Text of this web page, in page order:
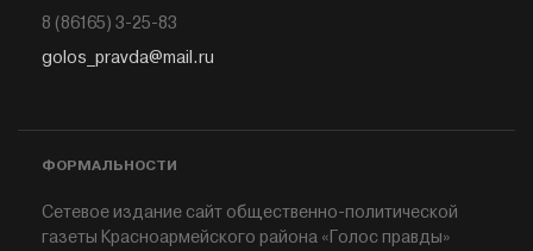
8 (86165) 3-25-83
golos_pravda@mail.ru
ФОРМАЛЬНОСТИ
Сетевое издание сайт общественно-политической
газеты Красноармейского района «Голос правды»